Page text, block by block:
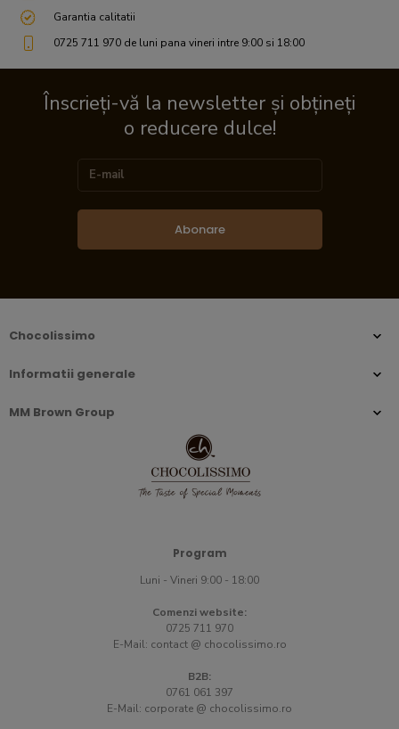
Garantia calitatii
0725 711 970 de luni pana vineri intre 9:00 si 18:00
Înscrieți-vă la newsletter și obțineți
o reducere dulce!
Abonare
Chocolissimo
Informatii generale
MM Brown Group
Program
Luni - Vineri 9:00 - 18:00
Comenzi website:
0725 711 970
E-Mail: contact @ chocolissimo.ro
B2B:
0761 061 397
E-Mail: corporate @ chocolissimo.ro